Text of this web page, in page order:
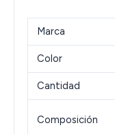
Marca
Color
Cantidad
Composición